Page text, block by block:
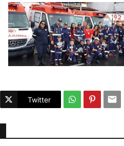
Twitter